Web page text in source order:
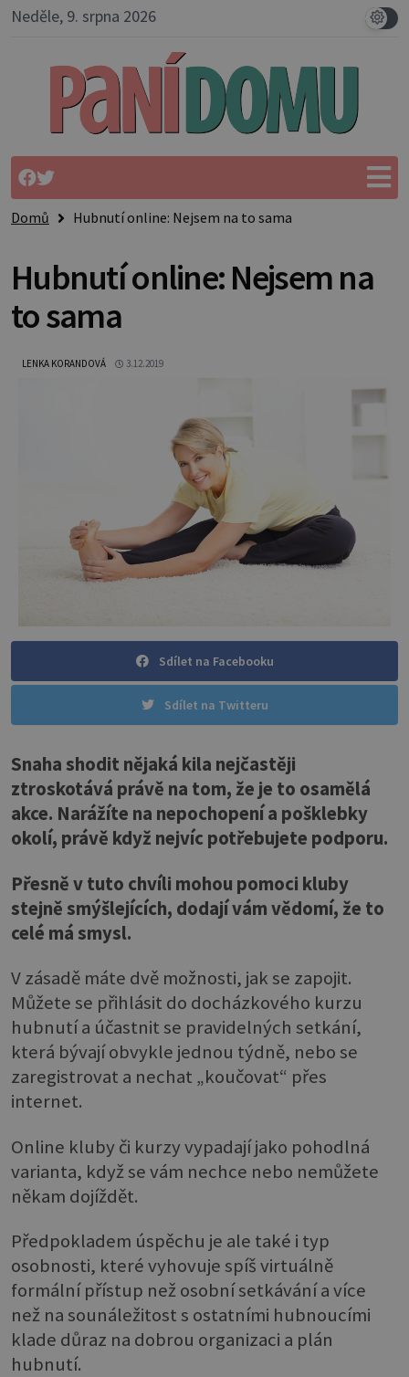
Neděle, 9. srpna 2026
Domů Hubnutí online: Nejsem na to sama
Hubnutí online: Nejsem na
to sama
LENKA KORANDOVÁ 3.12.2019
Sdílet na Facebooku
Sdílet na Twitteru
Snaha shodit nějaká kila nejčastěji
ztroskotává právě na tom, že je to osamělá
akce. Narážíte na nepochopení a pošklebky
okolí, právě když nejvíc potřebujete podporu.
Přesně v tuto chvíli mohou pomoci kluby
stejně smýšlejících, dodají vám vědomí, že to
celé má smysl.
V zásadě máte dvě možnosti, jak se zapojit.
Můžete se přihlásit do docházkového kurzu
hubnutí a účastnit se pravidelných setkání,
která bývají obvykle jednou týdně, nebo se
zaregistrovat a nechat „koučovat“ přes
internet.
Online kluby či kurzy vypadají jako pohodlná
varianta, když se vám nechce nebo nemůžete
někam dojíždět.
Předpokladem úspěchu je ale také i typ
osobnosti, které vyhovuje spíš virtuálně
formální přístup než osobní setkávání a více
než na sounáležitost s ostatními hubnoucími
klade důraz na dobrou organizaci a plán
hubnutí.